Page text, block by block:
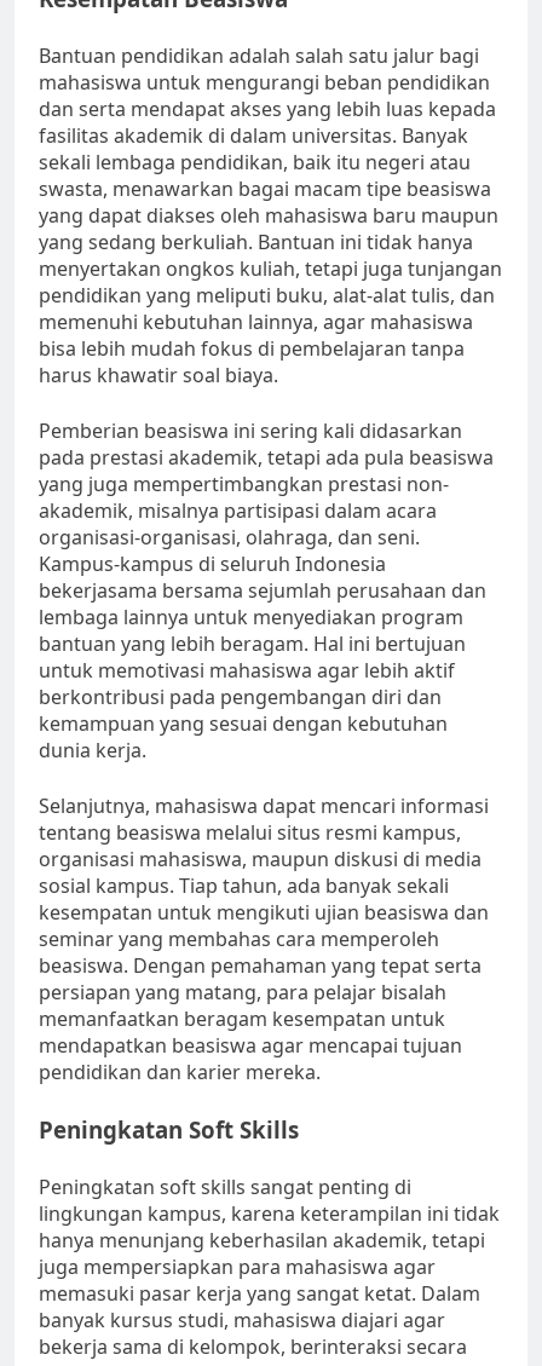
Bantuan pendidikan adalah salah satu jalur bagi
mahasiswa untuk mengurangi beban pendidikan
dan serta mendapat akses yang lebih luas kepada
fasilitas akademik di dalam universitas. Banyak
sekali lembaga pendidikan, baik itu negeri atau
swasta, menawarkan bagai macam tipe beasiswa
yang dapat diakses oleh mahasiswa baru maupun
yang sedang berkuliah. Bantuan ini tidak hanya
menyertakan ongkos kuliah, tetapi juga tunjangan
pendidikan yang meliputi buku, alat-alat tulis, dan
memenuhi kebutuhan lainnya, agar mahasiswa
bisa lebih mudah fokus di pembelajaran tanpa
harus khawatir soal biaya.
Pemberian beasiswa ini sering kali didasarkan
pada prestasi akademik, tetapi ada pula beasiswa
yang juga mempertimbangkan prestasi non-
akademik, misalnya partisipasi dalam acara
organisasi-organisasi, olahraga, dan seni.
Kampus-kampus di seluruh Indonesia
bekerjasama bersama sejumlah perusahaan dan
lembaga lainnya untuk menyediakan program
bantuan yang lebih beragam. Hal ini bertujuan
untuk memotivasi mahasiswa agar lebih aktif
berkontribusi pada pengembangan diri dan
kemampuan yang sesuai dengan kebutuhan
dunia kerja.
Selanjutnya, mahasiswa dapat mencari informasi
tentang beasiswa melalui situs resmi kampus,
organisasi mahasiswa, maupun diskusi di media
sosial kampus. Tiap tahun, ada banyak sekali
kesempatan untuk mengikuti ujian beasiswa dan
seminar yang membahas cara memperoleh
beasiswa. Dengan pemahaman yang tepat serta
persiapan yang matang, para pelajar bisalah
memanfaatkan beragam kesempatan untuk
mendapatkan beasiswa agar mencapai tujuan
pendidikan dan karier mereka.
Peningkatan Soft Skills
Peningkatan soft skills sangat penting di
lingkungan kampus, karena keterampilan ini tidak
hanya menunjang keberhasilan akademik, tetapi
juga mempersiapkan para mahasiswa agar
memasuki pasar kerja yang sangat ketat. Dalam
banyak kursus studi, mahasiswa diajari agar
bekerja sama di kelompok, berinteraksi secara